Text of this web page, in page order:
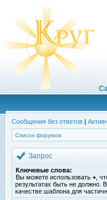
Сообщения без ответов |
Список форумов
Запрос
Ключевые слова:
Вы можете использовать + ,
результатах быть не должно.
качестве шаблона для